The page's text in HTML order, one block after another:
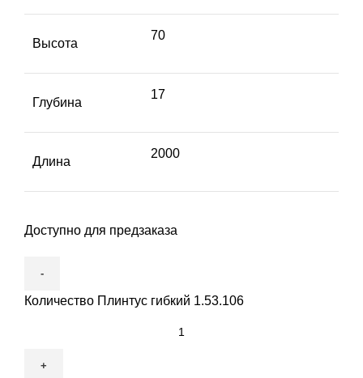
Высота
70
Глубина
17
Длина
2000
Доступно для предзаказа
Количество Плинтус гибкий 1.53.106